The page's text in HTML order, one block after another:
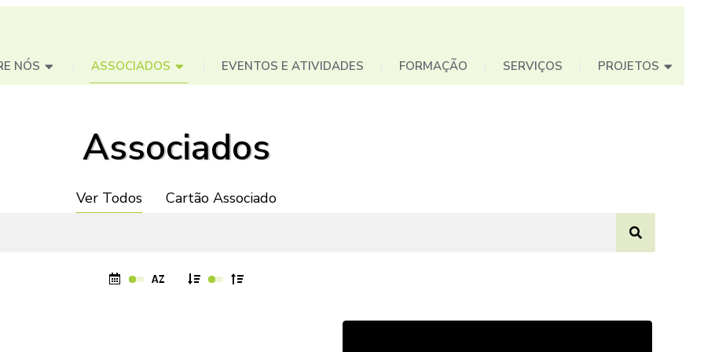
NÓS ASSOCIADOS EVENTOS E ATIVIDADES FORMAÇÃO SERVIÇOS PROJETOS
Associados
Ver Todos Cartão Associado